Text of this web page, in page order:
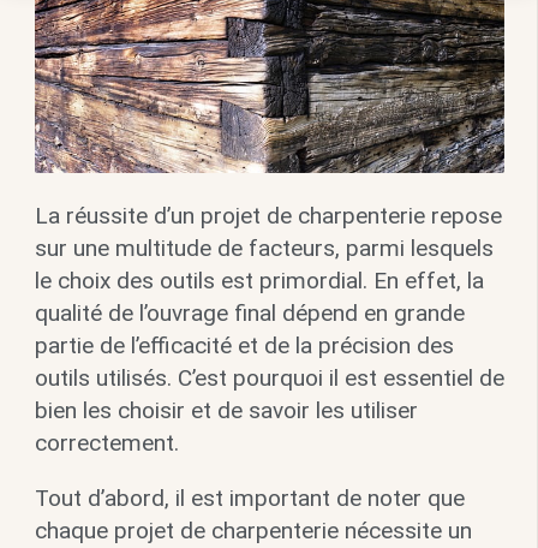
La réussite d’un projet de charpenterie repose
sur une multitude de facteurs, parmi lesquels
le choix des outils est primordial. En effet, la
qualité de l’ouvrage final dépend en grande
partie de l’efficacité et de la précision des
outils utilisés. C’est pourquoi il est essentiel de
bien les choisir et de savoir les utiliser
correctement.
Tout d’abord, il est important de noter que
chaque projet de charpenterie nécessite un